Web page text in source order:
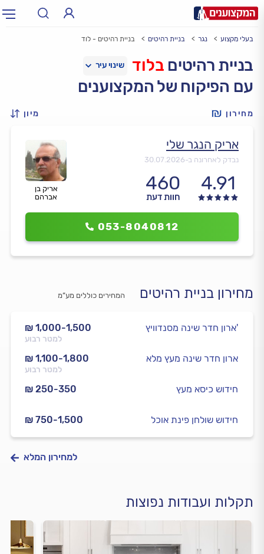
עירעיר: תל אביב, חיפה…
בעלי מקצוע נגר בניית רהיטים בניית רהיטים - לוד
בניית רהיטים בלוד
עם הפיקוח של המקצוענים
מחירון מיון
אריק בן
אברהם
אריק הנגר שלי
נבדק לאחרונה ב-30.07.2026
4.91
460
חוות דעת
053-8040812
מחירון בניית רהיטים המחירים כוללים מע”מ
₪ 1,000-1,500
למטר רבוע
ארון חדר שינה מסנדוויץ'
₪ 1,100-1,800
למטר רבוע
ארון חדר שינה מעץ מלא
₪ 250-350 חידוש כיסא מעץ
₪ 750-1,500 חידוש שולחן פינת אוכל
למחירון המלא
תקלות ועבודות נפוצות